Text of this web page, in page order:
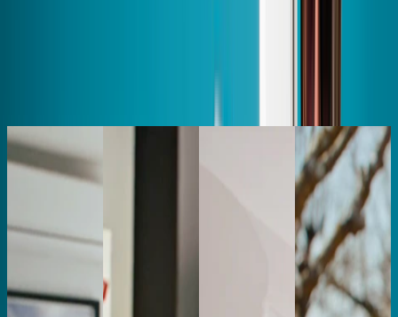
Il est possible que vous croisiez l’un de ces visages